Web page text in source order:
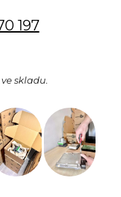
197
skladu.